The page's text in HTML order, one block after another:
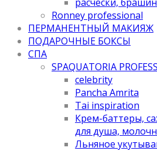
Ronney professional
ПЕРМАНЕНТНЫЙ МАКИЯЖ
ПОДАРОЧНЫЕ БОКСЫ
СПА
SPAQUATORIA
celebrity
Pancha Amrita
Tai inspiration
Крем-баттеры,
для душа,
Льняное